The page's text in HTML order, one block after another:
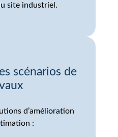
site industriel.
scénarios de
d’amélioration
: